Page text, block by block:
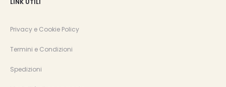
LINK UTILI
Privacy e Cookie Policy
Termini e Condizioni
Spedizioni